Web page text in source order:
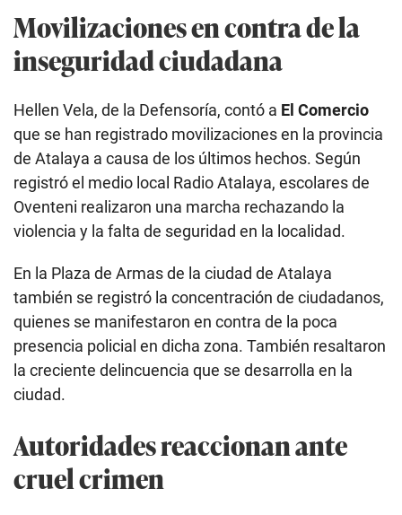
Movilizaciones en contra de la
inseguridad ciudadana
Hellen Vela, de la Defensoría, contó a El Comercio
que se han registrado movilizaciones en la provincia
de Atalaya a causa de los últimos hechos. Según
registró el medio local Radio Atalaya, escolares de
Oventeni realizaron una marcha rechazando la
violencia y la falta de seguridad en la localidad.
En la Plaza de Armas de la ciudad de Atalaya
también se registró la concentración de ciudadanos,
quienes se manifestaron en contra de la poca
presencia policial en dicha zona. También resaltaron
la creciente delincuencia que se desarrolla en la
ciudad.
Autoridades reaccionan ante
cruel crimen